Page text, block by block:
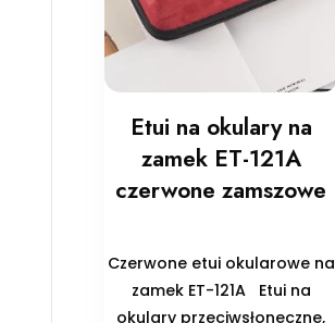
Etui na okulary na
zamek ET-121A
czerwone zamszowe
Czerwone etui okularowe na
zamek ET-121A Etui na
okulary przeciwsłoneczne,